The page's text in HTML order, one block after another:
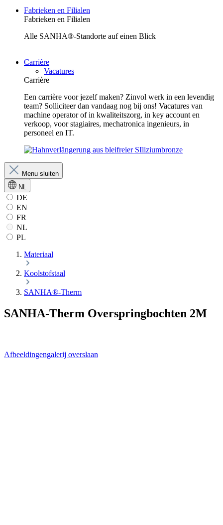
Fabrieken en Filialen
Fabrieken en Filialen
Alle SANHA®-Standorte auf einen Blick
Carrière
Vacatures
Carrière
Een carrière voor jezelf maken? Zinvol werk in een levendig
team? Solliciteer dan vandaag nog bij ons! Vacatures van
machine operator of in kwaliteitszorg, in key account en
verkoop, voor stagiaires, mechatronica ingenieurs, in
personeel en IT.
Menu sluiten
NL
DE
EN
FR
NL
PL
Materiaal
Koolstofstaal
SANHA®-Therm
SANHA-Therm Overspringbochten 2M
Afbeeldingengalerij overslaan